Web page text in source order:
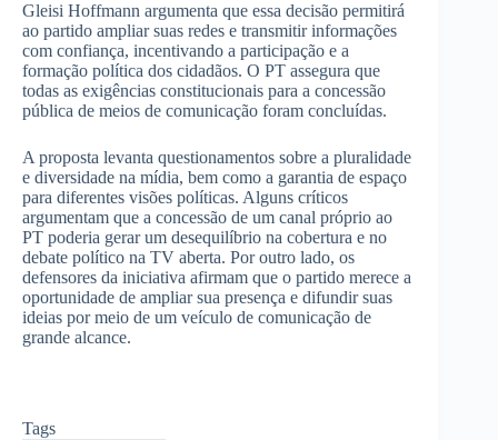
Gleisi Hoffmann argumenta que essa decisão permitirá
ao partido ampliar suas redes e transmitir informações
com confiança, incentivando a participação e a
formação política dos cidadãos. O PT assegura que
todas as exigências constitucionais para a concessão
pública de meios de comunicação foram concluídas.
A proposta levanta questionamentos sobre a pluralidade
e diversidade na mídia, bem como a garantia de espaço
para diferentes visões políticas. Alguns críticos
argumentam que a concessão de um canal próprio ao
PT poderia gerar um desequilíbrio na cobertura e no
debate político na TV aberta. Por outro lado, os
defensores da iniciativa afirmam que o partido merece a
oportunidade de ampliar sua presença e difundir suas
ideias por meio de um veículo de comunicação de
grande alcance.
Tags